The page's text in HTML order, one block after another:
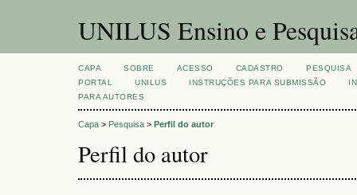
UNILUS Ensino e
CAPA SOBRE ACESSO CADASTRO
PESQUISA
PORTAL
UNILUS INSTRUÇÕES PARA SUBMISSÃO
PARA AUTORES
Capa > Pesquisa > Perfil do autor
Perfil do autor